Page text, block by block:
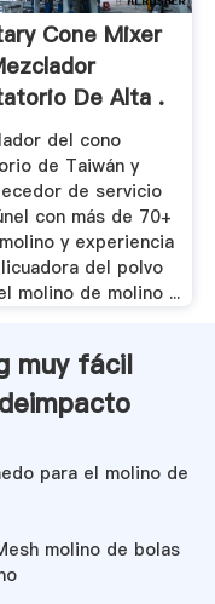
Cone Mixer
De Alta .
del cono
de Taiwán y
de servicio
con más de 70+
y experiencia
del polvo
molino de molino ...
muy fácil
para el molino de
molino de bolas